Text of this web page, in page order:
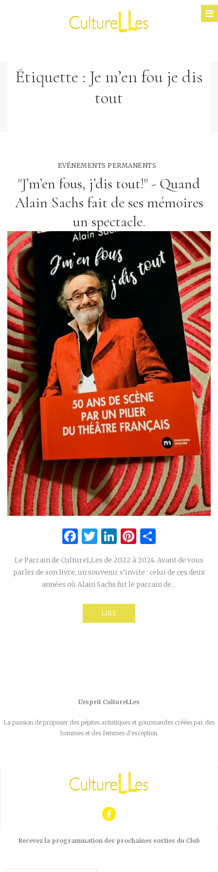
Étiquette : Je m’en fou je dis
tout
EVÉNEMENTS PERMANENTS
"J’m’en fous, j’dis tout!" - Quand
Alain Sachs fait de ses mémoires
un spectacle.
Facebook
Twitter
LinkedIn
Pinterest
Le Parrain de CultureLLes de 2022 à 2024. Avant de vous
parler de son livre, un souvenir s’invite : celui de ces deux
années où Alain Sachs fut le parrain de…
LIRE
L’esprit CultureLLes
La passion de proposer des pépites artistiques et gourmandes créées par des
hommes et des femmes d’exception.
Recevez la programmation des prochaines sorties du Club